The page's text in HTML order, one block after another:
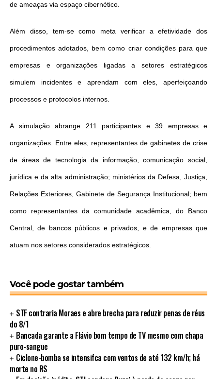
de ameaças via espaço cibernético.
Além disso, tem-se como meta verificar a efetividade dos
procedimentos adotados, bem como criar condições para que
empresas e organizações ligadas a setores estratégicos
simulem incidentes e aprendam com eles, aperfeiçoando
processos e protocolos internos.
A simulação abrange 211 participantes e 39 empresas e
organizações. Entre eles, representantes de gabinetes de crise
de áreas de tecnologia da informação, comunicação social,
jurídica e da alta administração; ministérios da Defesa, Justiça,
Relações Exteriores, Gabinete de Segurança Institucional; bem
como representantes da comunidade acadêmica, do Banco
Central, de bancos públicos e privados, e de empresas que
atuam nos setores considerados estratégicos.
Você pode gostar também
STF contraria Moraes e abre brecha para reduzir penas de réus
do 8/1
Bancada garante a Flávio bom tempo de TV mesmo com chapa
puro-sangue
Ciclone-bomba se intensifca com ventos de até 132 km/h; há
morte no RS